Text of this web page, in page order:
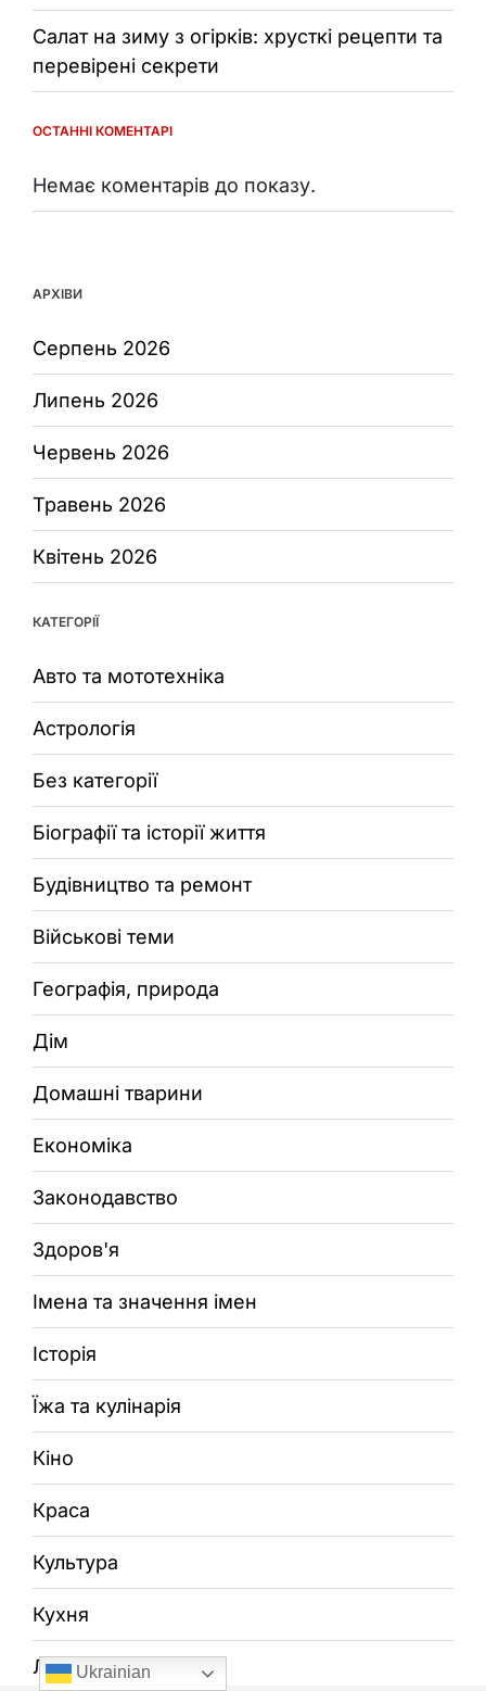
Салат на зиму з огірків: хрусткі рецепти та
перевірені секрети
ОСТАННІ КОМЕНТАРІ
Немає коментарів до показу.
АРХІВИ
Серпень 2026
Липень 2026
Червень 2026
Травень 2026
Квітень 2026
КАТЕГОРІЇ
Авто та мототехніка
Астрологія
Без категорії
Біографії та історії життя
Будівництво та ремонт
Військові теми
Географія, природа
Дім
Домашні тварини
Економіка
Законодавство
Здоров'я
Імена та значення імен
Історія
Їжа та кулінарія
Кіно
Краса
Культура
Кухня
Література
Ukrainian